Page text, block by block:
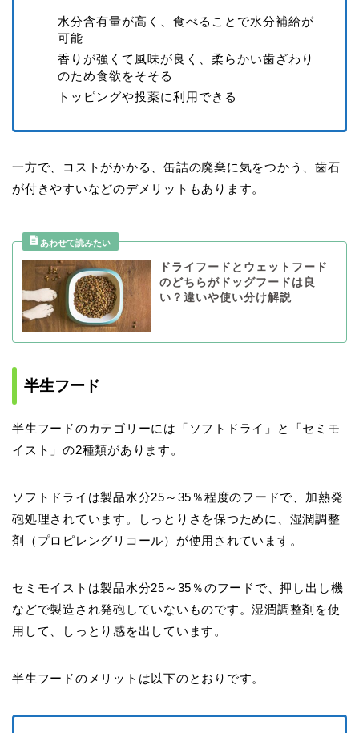
水分含有量が高く、食べることで水分補給が
可能
香りが強くて風味が良く、柔らかい歯ざわり
のため食欲をそそる
トッピングや投薬に利用できる
一方で、コストがかかる、缶詰の廃棄に気をつかう、歯石
が付きやすいなどのデメリットもあります。
ドライフードとウェットフード
のどちらがドッグフードは良
い？違いや使い分け解説
半生フード
半生フードのカテゴリーには「ソフトドライ」と「セミモ
イスト」の2種類があります。
ソフトドライは製品水分25～35％程度のフードで、加熱発
砲処理されています。しっとりさを保つために、湿潤調整
剤（プロピレングリコール）が使用されています。
セミモイストは製品水分25～35％のフードで、押し出し機
などで製造され発砲していないものです。湿潤調整剤を使
用して、しっとり感を出しています。
半生フードのメリットは以下のとおりです。